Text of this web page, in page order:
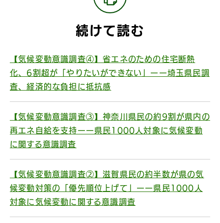
続けて読む
【気候変動意識調査④】省エネのための住宅断熱
化、6割超が「やりたいができない」ーー埼玉県民調
査、経済的な負担に抵抗感
【気候変動意識調査③】神奈川県民の約9割が県内の
再エネ自給を支持ーー県民1000人対象に気候変動
に関する意識調査
【気候変動意識調査②】滋賀県民の約半数が県の気
候変動対策の「優先順位上げて」ーー県民1000人
対象に気候変動に関する意識調査